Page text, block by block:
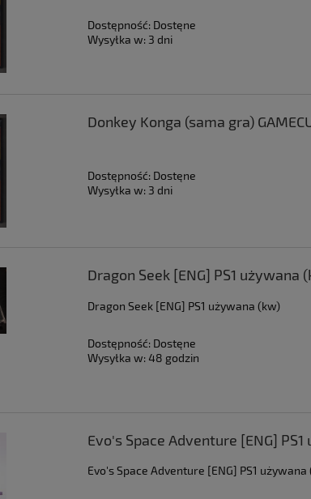
Dostępność: Dostęne
Wysyłka w: 3 dni
Donkey Konga (sama gra)
Dostępność: Dostęne
Wysyłka w: 3 dni
Dragon Seek [ENG] PS1 używana
Dragon Seek [ENG] PS1 używana (kw)
Dostępność: Dostęne
Wysyłka w: 48 godzin
Evo's Space Adventure [ENG]
Evo's Space Adventure [ENG] PS1 używana